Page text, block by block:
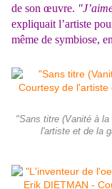
de son œuvre.
expliquait l’artiste
même de symbiose,
"Sans titre (Vanité à
l'artiste et de la